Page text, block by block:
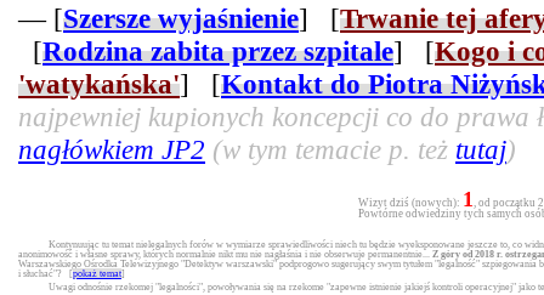
— [Szersze wyjaśnienie] [Trwanie tej
[Rodzina zabita przez szpitale] [Kogo i
'watykańska'] [Kontakt do Piotra
najpewniej kupionych koncepcji co do
nagłówkiem JP2 (w tym temacie p. też tutaj)
Wizyt dziś (nowych): 1, od początku
Powtórne odwiedziny tych samych
Kontynuując tu temat nielegalnych forów w wymiarze sprawiedliwości niech tu będzie wyeksponowane jeszcze to, co
anonimowość i własne sprawy, których normalnie nikt mu nie nagłaśnia i nie obserwuje permanentnie... Z góry od 2018 r.
Warszawskiego Ośrodka Telewizyjnego "Detektyw warszawski" podprogowo sugerujący swym tytułem "legalność"
i słuchać"? [pokaż temat]
Uwagi odnośnie rzekomej "legalności", powoływania się na rzekome "zapewne istnienie jakiejś kontroli operacyjnej" jako